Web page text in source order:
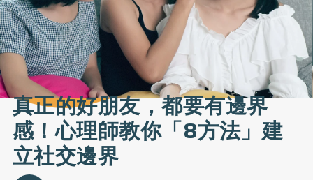
真正的好朋友，都要有邊界
感！心理師教你「8方法」建
立社交邊界